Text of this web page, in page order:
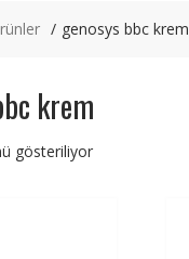
genosys bbc krem
krem
gösteriliyor